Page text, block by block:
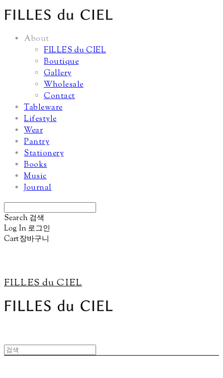
About
FILLES du CIEL
Boutique
Gallery
Wholesale
Contact
Tableware
Lifestyle
Wear
Pantry
Stationery
Books
Music
Journal
Search 검색
Log In 로그인
Cart장바구니
FILLES du CIEL